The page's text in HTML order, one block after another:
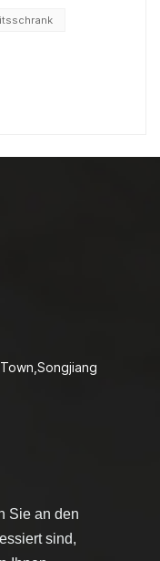
Sie an den
sind,